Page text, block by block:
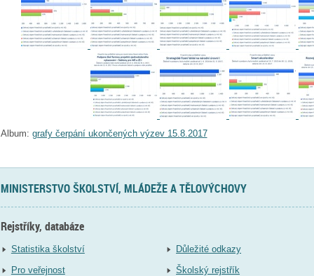
Album: grafy čerpání ukončených výzev 15.8.2017
MINISTERSTVO ŠKOLSTVÍ, MLÁDEŽE A TĚLOVÝCHOVY
Rejstříky, databáze
Statistika školství
Pro veřejnost
Důležité odkazy
Školský rejstřík